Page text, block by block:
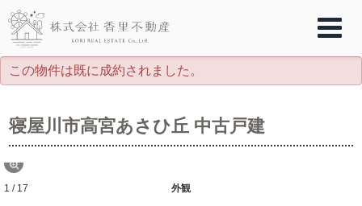
この物件は既に成約されました。
寝屋川市高宮あさひ丘 中古戸建
外観
1 / 17